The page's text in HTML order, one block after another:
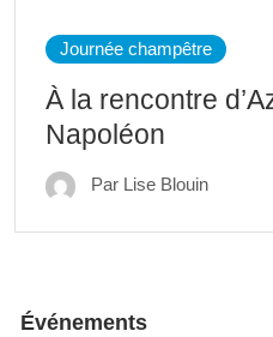
Journée champêtre
À la rencontre
Napoléon
Par Lise Blouin
Événements